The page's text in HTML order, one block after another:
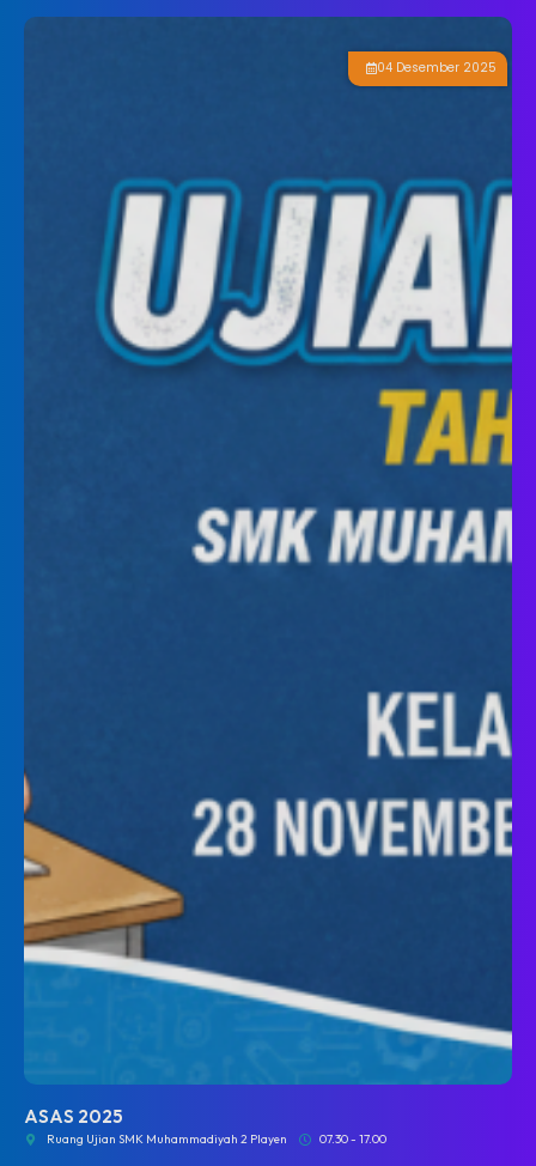
04 Desember 2025
ASAS 2025
Ruang Ujian SMK Muhammadiyah 2 Playen 07.30 - 17.00